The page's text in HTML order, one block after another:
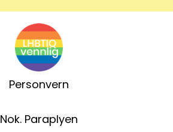
Personvern
Nok. Paraplyen